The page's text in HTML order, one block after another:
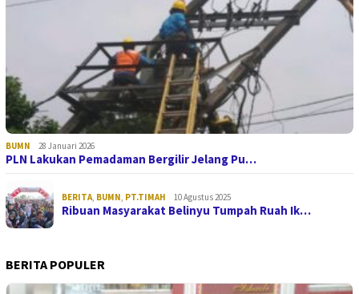
BUMN 28 Januari 2026
PLN Lakukan Pemadaman Bergilir Jelang Pu…
BERITA, BUMN, PT.TIMAH 10 Agustus 2025
Ribuan Masyarakat Belinyu Tumpah Ruah Ik…
BERITA POPULER